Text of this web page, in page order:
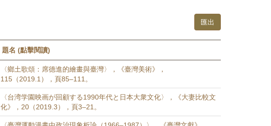
題名 (點擊閱讀)
〈鄉土歌頌：席德進的繪畫與臺灣〉，《臺灣美術》，
115（2019.1），頁85–111。
〈台湾学園映画が回顧する1990年代と日本大衆文化〉，《大妻比較文
化》，20（2019.3），頁3–21。